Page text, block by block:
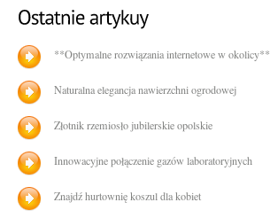
**Optymalne rozwiązania internetowe w okolicy**
Naturalna elegancja nawierzchni ogrodowej
Złotnik rzemiosło jubilerskie opolskie
Innowacyjne połączenie gazów laboratoryjnych
Znajdź hurtownię koszul dla kobiet